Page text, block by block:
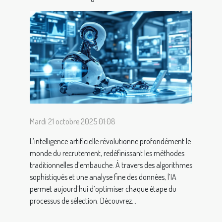
Mardi 21 octobre 2025 01:08
L’intelligence artificielle révolutionne profondément le
monde du recrutement, redéfinissant les méthodes
traditionnelles d’embauche. À travers des algorithmes
sophistiqués et une analyse fine des données, l’IA
permet aujourd’hui d’optimiser chaque étape du
processus de sélection. Découvrez...